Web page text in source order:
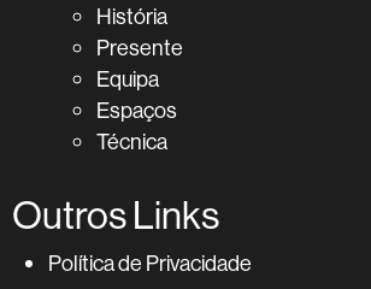
História
Presente
Equipa
Espaços
Técnica
Outros Links
Política de Privacidade